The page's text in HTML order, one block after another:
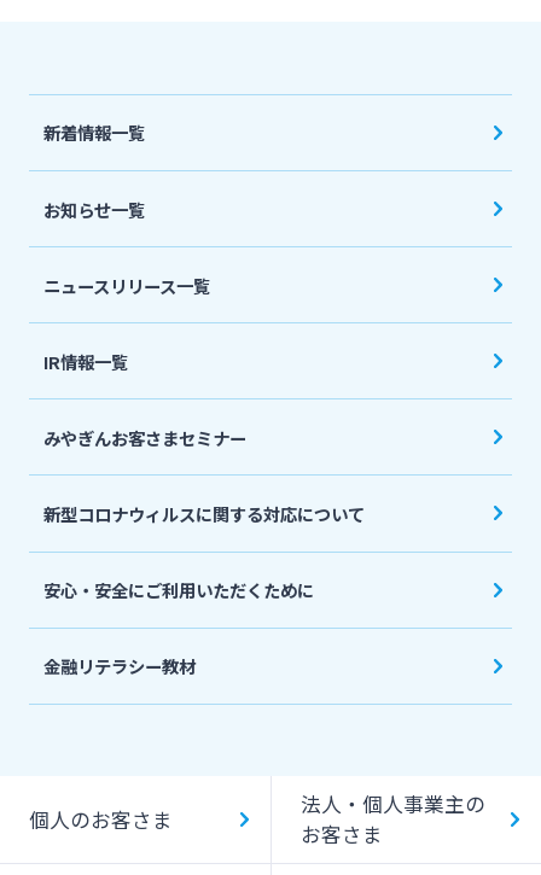
株主・投資家の皆さま
採用情報
お問い合わせ先一覧
新着情報一覧
お知らせ一覧
ニュースリリース一覧
IR情報一覧
みやぎんお客さまセミナー
新型コロナウィルスに関する対応について
安心・安全にご利用いただくために
金融リテラシー教材
個人のお客さま
法人・個人事業主の
お客さま